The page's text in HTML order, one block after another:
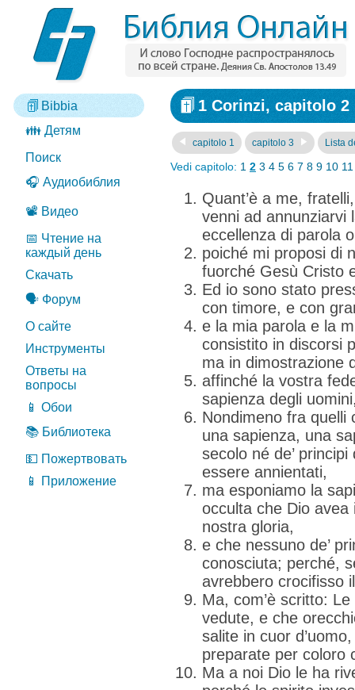
Bibbia
👪 Детям
Поиск
🎧 Аудиобиблия
📽️ Видео
📅 Чтение на
каждый день
Скачать
🗣️ Форум
О сайте
Инструменты
Ответы на
вопросы
📱 Обои
📚 Библиотека
💵 Пожертвовать
📱 Приложение
1 Corinzi, capitolo 2
capitolo 1 capitolo 3 Lista
Vedi capitolo: 1 2 3 4 5 6 7 8 9 10 11
Quant’è a me,
venni ad annunziarvi
eccellenza di parola
poiché mi proposi di
fuorché Gesù Cristo
Ed io sono stato
con timore, e con
e la mia parola e la
consistito in discorsi
ma in dimostrazione
affinché la vostra
sapienza degli
Nondimeno fra quelli
una sapienza, una
secolo né de’
essere annientati,
ma esponiamo la
occulta che Dio
nostra gloria,
e che nessuno de’
conosciuta; perché,
avrebbero crocifisso
Ma, com’è scritto:
vedute, e che
salite in cuor
preparate per coloro
Ma a noi Dio le ha